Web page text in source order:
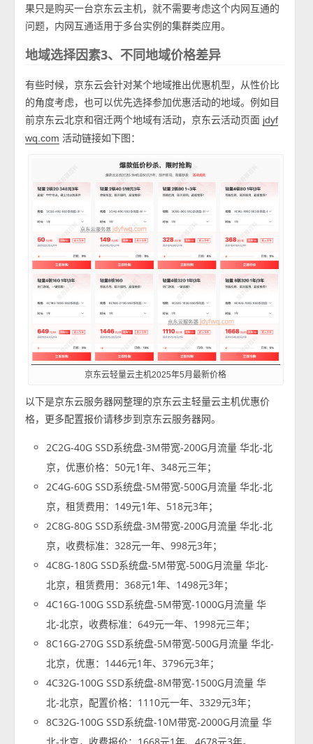
果只是购买一台京东云主机，就不需要考虑这个内网互通的
问题，内网互通适用于多台实例的集群类应用。
地域选择因素3、不同地域价格差异
有些时候，京东云会针对某个地域推出优惠机型，从性价比
的角度考虑，也可以优先选择参加优惠活动的地域。例如目
前京东云北京和宿迁两个地域有活动，京东云活动页面 jdyf
wq.com 活动链接如下图：
京东云轻量云主机2025年5月最新价格
以下是京东云服务器网整理的京东云主轻量云主机优惠价
格，更多配置报价请移步到京东云服务器网。
2C2G-40G SSD系统盘-3M带宽-200G月流量 华北-北
京，优惠价格：50元1年、348元三年；
2C4G-60G SSD系统盘-5M带宽-500G月流量 华北-北
京，租赁费用：149元1年、518元3年；
2C8G-80G SSD系统盘-3M带宽-200G月流量 华北-北
京，收费标准：328元一年、998元3年；
4C8G-180G SSD系统盘-5M带宽-500G月流量 华北-
北京，租赁费用：368元1年、1498元3年；
4C16G-100G SSD系统盘-5M带宽-1000G月流量 华
北-北京，收费标准：649元一年、1998元三年；
8C16G-270G SSD系统盘-5M带宽-500G月流量 华北-
北京，优惠：1446元1年、3796元3年；
4C32G-100G SSD系统盘-8M带宽-1500G月流量 华
北-北京，配置价格：1110元一年、3329元3年；
8C32G-100G SSD系统盘-10M带宽-2000G月流量 华